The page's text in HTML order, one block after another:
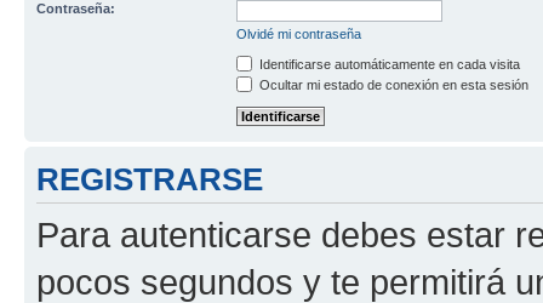
Contraseña:
Olvidé mi contraseña
Identificarse automáticamente en cada visita
Ocultar mi estado de conexión en esta sesión
REGISTRARSE
Para autenticarse debes estar
pocos segundos y te permitirá